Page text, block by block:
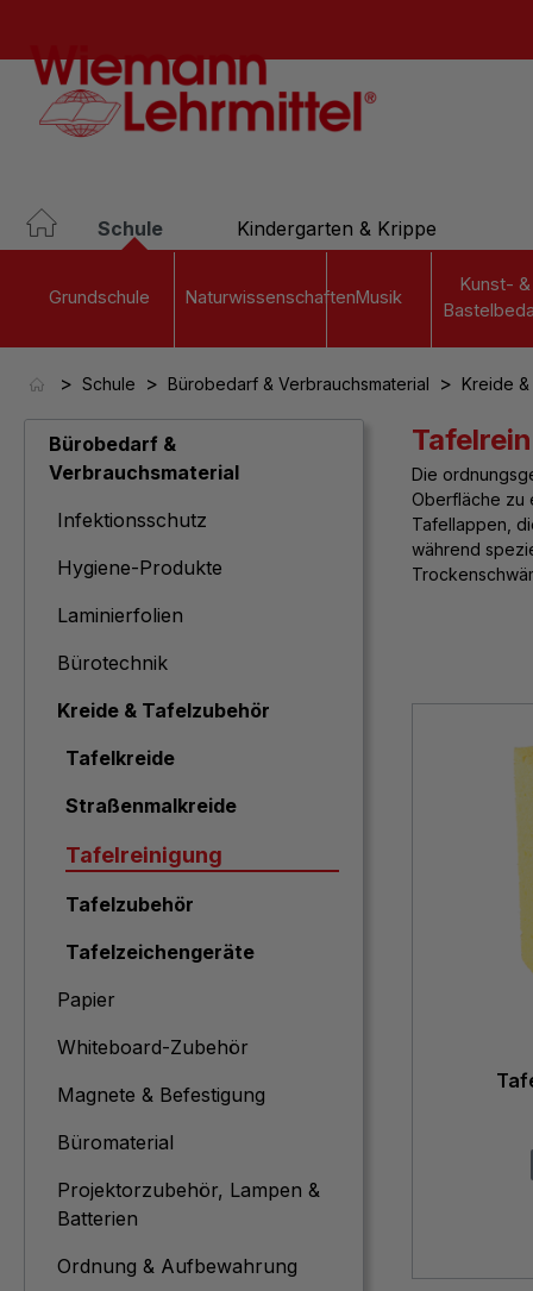
Schule Kindergarten & Krippe
Grundschule NaturwissenschaftenMusik
Kunst- &
> Schule > Bürobedarf & Verbrauchsmaterial > Kreide
Bürobedarf &
Verbrauchsmaterial
Infektionsschutz
Hygiene-Produkte
Laminierfolien
Bürotechnik
Kreide & Tafelzubehör
Tafelkreide
Straßenmalkreide
Tafelreinigung
Tafelzubehör
Tafelzeichengeräte
Papier
Whiteboard-Zubehör
Magnete & Befestigung
Büromaterial
Projektorzubehör, Lampen &
Batterien
Ordnung & Aufbewahrung
Die
Oberfläche zu
Tafellappen,
während